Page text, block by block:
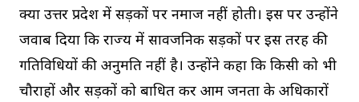
क्या उत्तर प्रदेश में सड़कों पर नमाज नहीं होती। इस पर उन्होंने
जवाब दिया कि राज्य में सार्वजनिक सड़कों पर इस तरह की
गतिविधियों की अनुमति नहीं है। उन्होंने कहा कि किसी को भी
चौराहों और सड़कों को बाधित कर आम जनता के अधिकारों